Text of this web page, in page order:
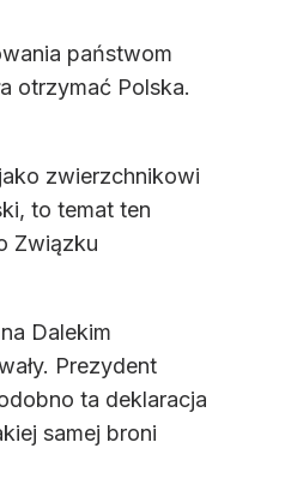
państwom
otrzymać Polska.
zwierzchnikowi
to temat ten
Związku
Dalekim
Prezydent
ta deklaracja
samej broni